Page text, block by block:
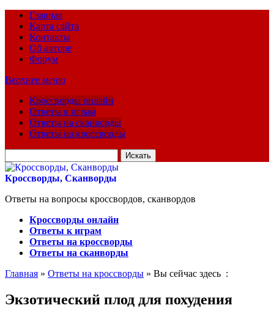
Главная
Карта сайта
Контакты
Об авторе
Форум
Верхнее меню
Кроссворды онлайн
Ответы к играм
Ответы на сканворды
Ответы на кроссворды
для:
Кроссворды, Сканворды
Ответы на вопросы кроссвордов, сканвордов
Кроссворды онлайн
Ответы к играм
Ответы на кроссворды
Ответы на сканворды
Главная » Ответы на кроссворды » Вы сейчас здесь :
Экзотический плод для похудения